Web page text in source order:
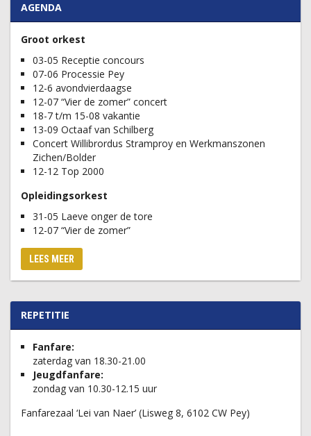
AGENDA
Groot orkest
03-05 Receptie concours
07-06 Processie Pey
12-6 avondvierdaagse
12-07 “Vier de zomer” concert
18-7 t/m 15-08 vakantie
13-09 Octaaf van Schilberg
Concert Willibrordus Stramproy en Werkmanszonen
Zichen/Bolder
12-12 Top 2000
Opleidingsorkest
31-05 Laeve onger de tore
12-07 “Vier de zomer”
LEES MEER
REPETITIE
Fanfare:
zaterdag van 18.30-21.00
Jeugdfanfare:
zondag van 10.30-12.15 uur
Fanfarezaal ‘Lei van Naer’ (Lisweg 8, 6102 CW Pey)